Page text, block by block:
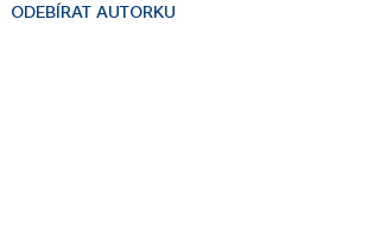
ODEBÍRAT AUTORKU